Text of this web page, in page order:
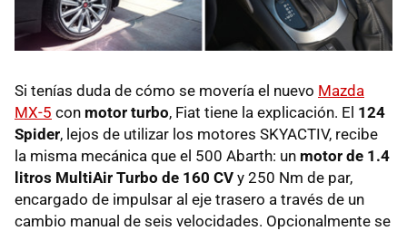
Si tenías duda de cómo se movería el nuevo Mazda
MX-5 con motor turbo, Fiat tiene la explicación. El 124
Spider, lejos de utilizar los motores SKYACTIV, recibe
la misma mecánica que el 500 Abarth: un motor de 1.4
litros MultiAir Turbo de 160 CV y 250 Nm de par,
encargado de impulsar al eje trasero a través de un
cambio manual de seis velocidades. Opcionalmente se